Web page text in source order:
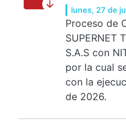
lunes, 27 de
Proceso de
SUPERNET
S.A.S con
por la cual
con la
de 2026.